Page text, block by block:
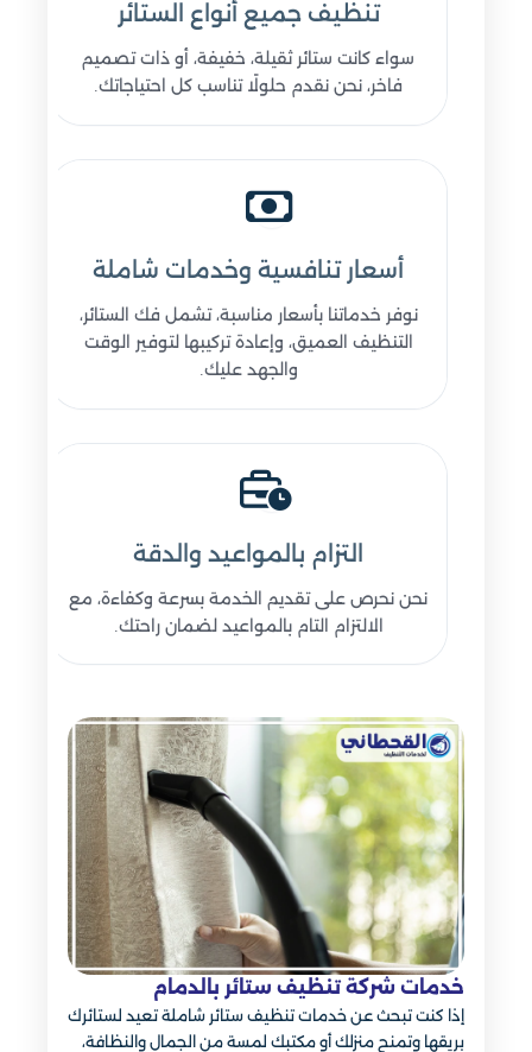
تنظيف جميع أنواع الستائر
سواء كانت ستائر ثقيلة، خفيفة، أو ذات تصميم
فاخر، نحن نقدم حلولًا تناسب كل احتياجاتك.
أسعار تنافسية وخدمات شاملة
نوفر خدماتنا بأسعار مناسبة، تشمل فك الستائر،
التنظيف العميق، وإعادة تركيبها لتوفير الوقت
والجهد عليك.
التزام بالمواعيد والدقة
نحن نحرص على تقديم الخدمة بسرعة وكفاءة، مع
الالتزام التام بالمواعيد لضمان راحتك.
خدمات شركة تنظيف ستائر بالدمام
إذا كنت تبحث عن خدمات تنظيف ستائر شاملة تعيد لستائرك
بريقها وتمنح منزلك أو مكتبك لمسة من الجمال والنظافة،